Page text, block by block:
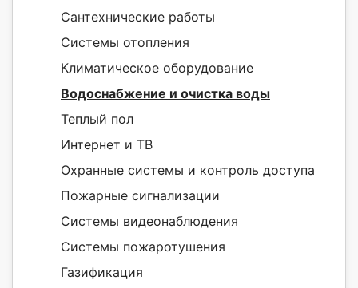
Сантехнические работы
Системы отопления
Климатическое оборудование
Водоснабжение и очистка воды
Теплый пол
Интернет и ТВ
Охранные системы и контроль доступа
Пожарные сигнализации
Системы видеонаблюдения
Системы пожаротушения
Газификация